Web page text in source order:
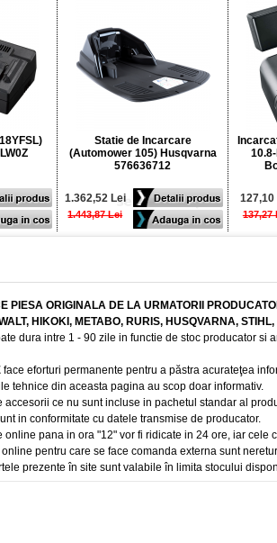
Statie de Incarcare
(Automower 105) Husqvarna
576636712
1.362,52 Lei
1.443,87 Lei
127,10
137,27
PIESA ORIGINALA DE LA URMATORII
HIKOKI, METABO, RURIS, HUSQVARNA,
dura intre 1 - 90 zile in functie de stoc producator si
face eforturi permanente pentru a păstra acurateţea
tehnice din aceasta pagina au scop doar informativ.
accesorii ce nu sunt incluse in pachetul standar al
in conformitate cu datele transmise de producator.
online pana in ora "12" vor fi ridicate in 24 ore, iar cele
pentru care se face comanda externa sunt
prezente în site sunt valabile în limita stocului